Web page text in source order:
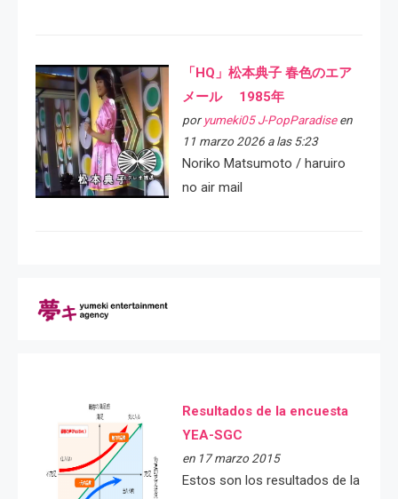
「HQ」松本典子 春色のエア
メール 1985年
por yumeki05 J-PopParadiseen
11 marzo 2026 a las 5:23
Noriko Matsumoto / haruiro
no air mail
Resultados de la encuesta
YEA-SGC
en 17 marzo 2015
Estos son los resultados de la